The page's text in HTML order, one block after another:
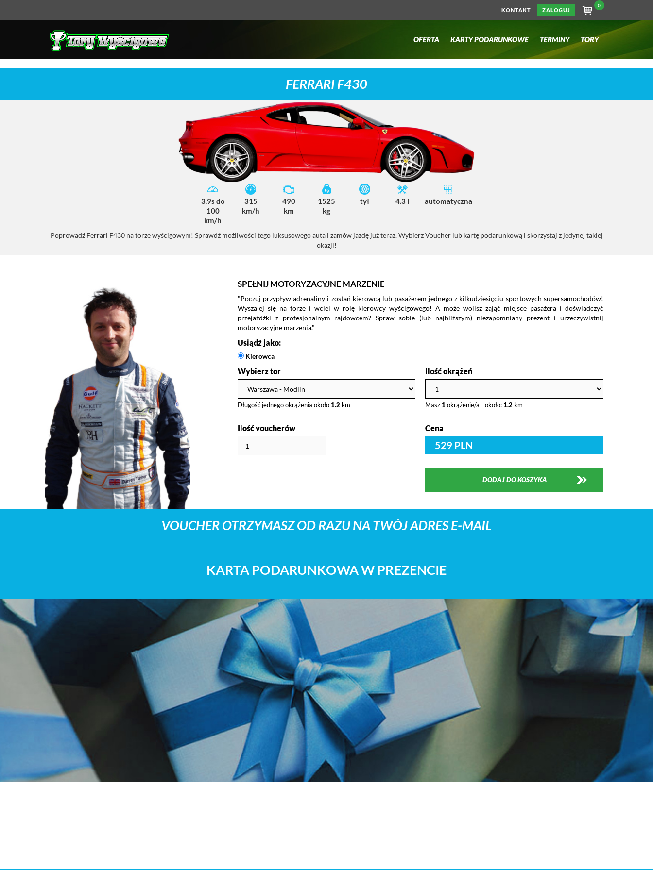
KONTAKT ZALOGUJ
0
OFERTA KARTY PODARUNKOWE TERMINY TORY
FERRARI F430
3.9s do
100
km/h
315
km/h
490
km
1525
kg
tył 4.3 l automatyczna
Poprowadź Ferrari F430 na torze wyścigowym! Sprawdź możliwości tego luksusowego auta i zamów jazdę już teraz. Wybierz Voucher lub kartę podarunkową i skorzystaj z jedynej takiej
okazji!
SPEŁNIJ MOTORYZACYJNE MARZENIE
"Poczuj przypływ adrenaliny i zostań kierowcą lub pasażerem jednego z kilkudziesięciu sportowych supersamochodów!
Wyszalej się na torze i wciel w rolę kierowcy wyścigowego! A może wolisz zająć miejsce pasażera i doświadczyć
przejażdżki z profesjonalnym rajdowcem? Spraw sobie (lub najbliższym) niezapomniany prezent i urzeczywistnij
motoryzacyjne marzenia."
Usiądź jako:
Kierowca
Wybierz tor
Długość jednego okrążenia około 1.2 km
Ilość okrążeń
Masz 1 okrążenie/a - około: 1.2 km
Ilość voucherów Cena
529 PLN
DODAJ DO KOSZYKA
VOUCHER OTRZYMASZ OD RAZU NA TWÓJ ADRES E-MAIL
KARTA PODARUNKOWA W PREZENCIE